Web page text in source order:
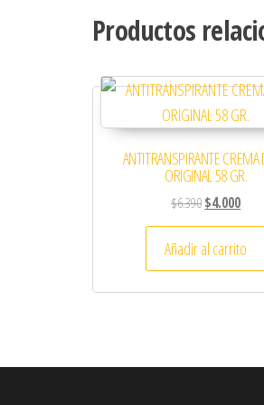
Productos
ANTITRANSPIRANTE CREMA
ORIGINAL 58 GR.
$6.390El precio
$4.000El
Añadir al carrito